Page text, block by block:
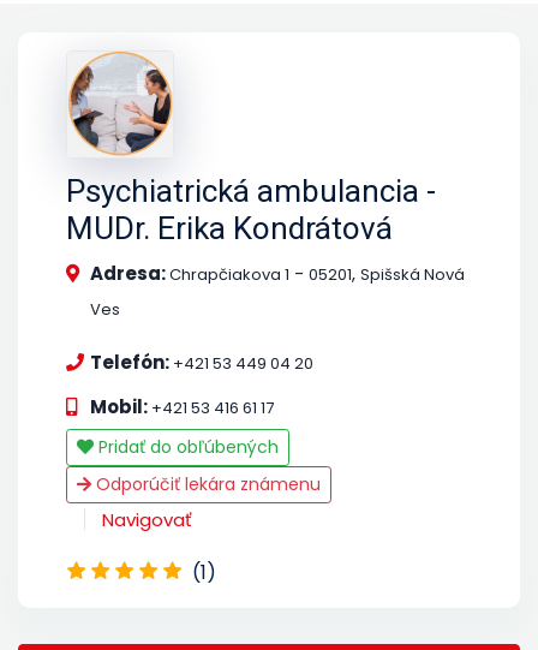
Psychiatrická ambulancia -
MUDr. Erika Kondrátová
Adresa:Chrapčiakova 1 - 05201, Spišská Nová
Ves
Telefón: +421 53 449 04 20
Mobil: +421 53 416 61 17
Pridať do obľúbených
Odporúčiť lekára známenu
Navigovať
(1)